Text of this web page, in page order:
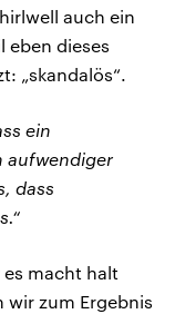
auch ein
eben dieses
„skandalös“.
ein
aufwendiger
dass
es macht halt
wir zum Ergebnis